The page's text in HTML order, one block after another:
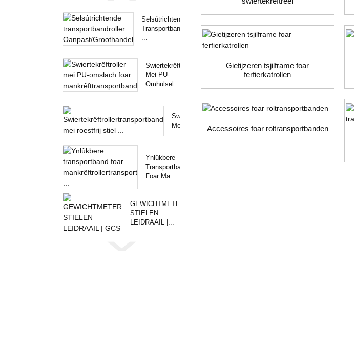
Selsútrichtende
Transportbandrol
Swiertekrêftroller
Mei PU-
Omhulsel...
Swiertekrêftrollertransportband
Mei ...
Ynlûkbere
Transportband
Foar Ma...
GEWICHTMETER
STIELEN
LEIDRAAIL |...
Gietijzeren tsjilframe foar
ferfierkatrollen
Accessoires foar roltransportbanden